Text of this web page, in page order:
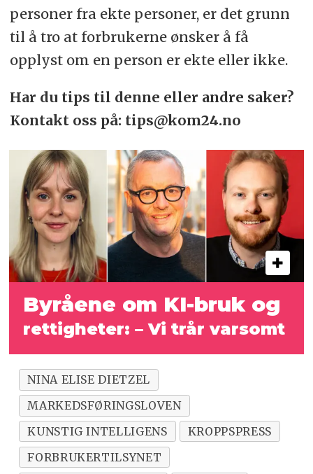
personer fra ekte personer, er det grunn
til å tro at forbrukerne ønsker å få
opplyst om en person er ekte eller ikke.
Har du tips til denne eller andre saker?
Kontakt oss på: tips@kom24.no
Byråene om KI-bruk og
rettigheter: – Vi trår varsomt
NINA ELISE DIETZEL
MARKEDSFØRINGSLOVEN
KUNSTIG INTELLIGENS
KROPPSPRESS
FORBRUKERTILSYNET